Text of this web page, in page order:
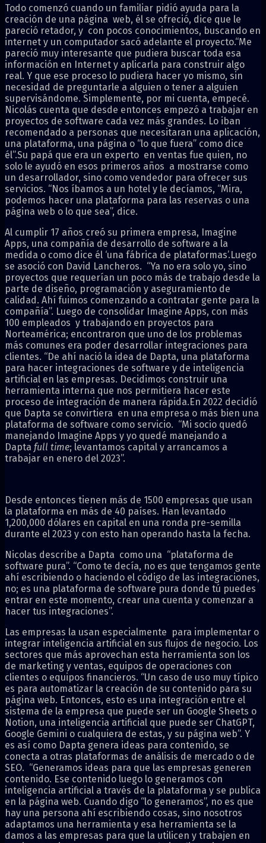
Todo comenzó cuando un familiar pidió ayuda para la
creación de una página web, él se ofreció, dice que le
pareció retador, y con pocos conocimientos, buscando en
internet y un computador sacó adelante el proyecto.“Me
pareció muy interesante que pudiera buscar toda esa
información en Internet y aplicarla para construir algo
real. Y que ese proceso lo pudiera hacer yo mismo, sin
necesidad de preguntarle a alguien o tener a alguien
supervisándome. Simplemente, por mi cuenta, empecé.
Nicolás cuenta que desde entonces empezó a trabajar en
proyectos de software cada vez más grandes. Lo iban
recomendado a personas que necesitaran una aplicación,
una plataforma, una página o “lo que fuera” como dice
él”.Su papá que era un experto en ventas fue quien, no
solo le ayudó en esos primeros años a mostrarse como
un desarrollador, sino como vendedor para ofrecer sus
servicios. “Nos íbamos a un hotel y le decíamos, “Mira,
podemos hacer una plataforma para las reservas o una
página web o lo que sea”, dice.
Al cumplir 17 años creó su primera empresa, Imagine
Apps, una compañía de desarrollo de software a la
medida o como dice él ‘una fábrica de plataformas’.Luego
se asoció con David Lancheros. “Ya no era solo yo, sino
proyectos que requerían un poco más de trabajo desde la
parte de diseño, programación y aseguramiento de
calidad. Ahí fuimos comenzando a contratar gente para la
compañía”. Luego de consolidar Imagine Apps, con más
100 empleados y trabajando en proyectos para
Norteamérica; encontraron que uno de los problemas
más comunes era poder desarrollar integraciones para
clientes. “De ahí nació la idea de Dapta, una plataforma
para hacer integraciones de software y de inteligencia
artificial en las empresas. Decidimos construir una
herramienta interna que nos permitiera hacer este
proceso de integración de manera rápida.En 2022 decidió
que Dapta se convirtiera en una empresa o más bien una
plataforma de software como servicio. “Mi socio quedó
manejando Imagine Apps y yo quedé manejando a
Dapta full time; levantamos capital y arrancamos a
trabajar en enero del 2023”.
Desde entonces tienen más de 1500 empresas que usan
la plataforma en más de 40 países. Han levantado
1,200,000 dólares en capital en una ronda pre-semilla
durante el 2023 y con esto han operando hasta la fecha.
Nicolas describe a Dapta como una “plataforma de
software pura”. “Como te decía, no es que tengamos gente
ahí escribiendo o haciendo el código de las integraciones,
no; es una plataforma de software pura donde tú puedes
entrar en este momento, crear una cuenta y comenzar a
hacer tus integraciones”.
Las empresas la usan especialmente para implementar o
integrar inteligencia artificial en sus flujos de negocio. Los
sectores que más aprovechan esta herramienta son los
de marketing y ventas, equipos de operaciones con
clientes o equipos financieros. “Un caso de uso muy típico
es para automatizar la creación de su contenido para su
página web. Entonces, esto es una integración entre el
sistema de la empresa que puede ser un Google Sheets o
Notion, una inteligencia artificial que puede ser ChatGPT,
Google Gemini o cualquiera de estas, y su página web”. Y
es así como Dapta genera ideas para contenido, se
conecta a otras plataformas de análisis de mercado o de
SEO. “Generamos ideas para que las empresas generen
contenido. Ese contenido luego lo generamos con
inteligencia artificial a través de la plataforma y se publica
en la página web. Cuando digo “lo generamos”, no es que
hay una persona ahí escribiendo cosas, sino nosotros
adaptamos una herramienta y esa herramienta se la
damos a las empresas para que la utilicen y trabajen en